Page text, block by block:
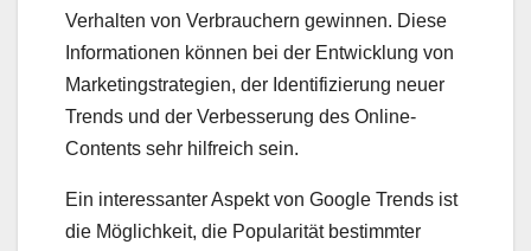
Verhalten von Verbrauchern gewinnen. Diese
Informationen können bei der Entwicklung von
Marketingstrategien, der Identifizierung neuer
Trends und der Verbesserung des Online-
Contents sehr hilfreich sein.
Ein interessanter Aspekt von Google Trends ist
die Möglichkeit, die Popularität bestimmter